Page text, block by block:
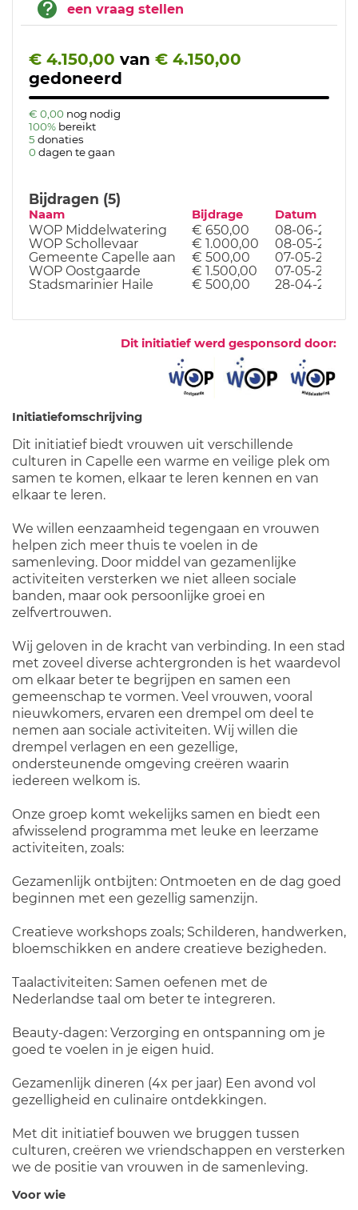
een vraag stellen
€ 4.150,00 van € 4.150,00
gedoneerd
€ 0,00 nog nodig
100% bereikt
5 donaties
0 dagen te gaan
Bijdragen (5)
Naam Bijdrage Datum
WOP Middelwatering € 650,00
08-06-26
WOP Schollevaar
€ 1.000,00
08-05-26
Gemeente Capelle aan
€ 500,00
07-05-26
WOP Oostgaarde
€ 1.500,00
07-05-26
Stadsmarinier Haile
€ 500,00 28-04-26
Dit initiatief werd gesponsord door:
Initiatiefomschrijving
Dit initiatief biedt vrouwen uit verschillende
culturen in Capelle een warme en veilige plek om
samen te komen, elkaar te leren kennen en van
elkaar te leren.
We willen eenzaamheid tegengaan en vrouwen
helpen zich meer thuis te voelen in de
samenleving. Door middel van gezamenlijke
activiteiten versterken we niet alleen sociale
banden, maar ook persoonlijke groei en
zelfvertrouwen.
Wij geloven in de kracht van verbinding. In een stad
met zoveel diverse achtergronden is het waardevol
om elkaar beter te begrijpen en samen een
gemeenschap te vormen. Veel vrouwen, vooral
nieuwkomers, ervaren een drempel om deel te
nemen aan sociale activiteiten. Wij willen die
drempel verlagen en een gezellige,
ondersteunende omgeving creëren waarin
iedereen welkom is.
Onze groep komt wekelijks samen en biedt een
afwisselend programma met leuke en leerzame
activiteiten, zoals:
Gezamenlijk ontbijten: Ontmoeten en de dag goed
beginnen met een gezellig samenzijn.
Creatieve workshops zoals; Schilderen, handwerken,
bloemschikken en andere creatieve bezigheden.
Taalactiviteiten: Samen oefenen met de
Nederlandse taal om beter te integreren.
Beauty-dagen: Verzorging en ontspanning om je
goed te voelen in je eigen huid.
Gezamenlijk dineren (4x per jaar) Een avond vol
gezelligheid en culinaire ontdekkingen.
Met dit initiatief bouwen we bruggen tussen
culturen, creëren we vriendschappen en versterken
we de positie van vrouwen in de samenleving.
Voor wie